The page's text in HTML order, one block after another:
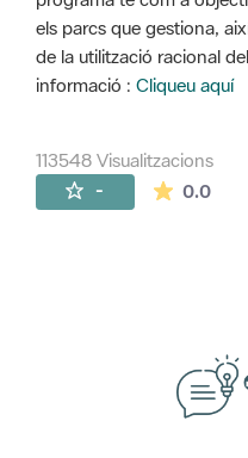
els parcs que gestiona,
de la utilització racional
informació : Cliqueu aquí
113548 Visualitzacions
- 0.0La